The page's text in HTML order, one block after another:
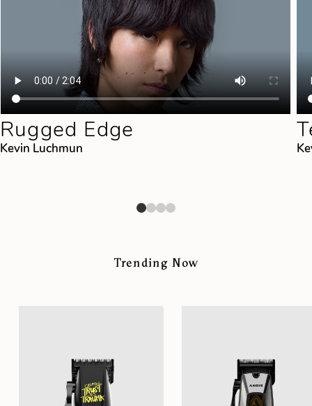
Rugged Edge
Kevin Luchmun
Trending Now